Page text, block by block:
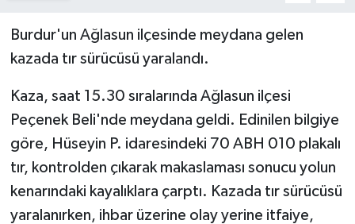
Burdur'un Ağlasun ilçesinde meydana gelen
kazada tır sürücüsü yaralandı.
Kaza, saat 15.30 sıralarında Ağlasun ilçesi
Peçenek Beli'nde meydana geldi. Edinilen bilgiye
göre, Hüseyin P. idaresindeki 70 ABH 010 plakalı
tır, kontrolden çıkarak makaslaması sonucu yolun
kenarındaki kayalıklara çarptı. Kazada tır sürücüsü
yaralanırken, ihbar üzerine olay yerine itfaiye,